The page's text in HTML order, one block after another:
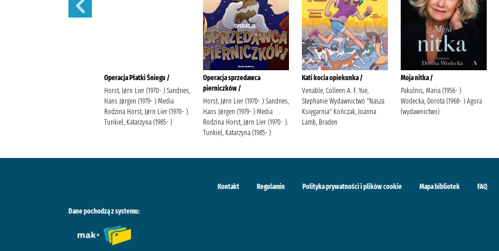
Operacja Płatki Śniegu /
Horst, Jørn Lier (1970- ) Sandnes,
Hans Jørgen (1979- ) Media
Rodzina Horst, Jørn Lier (1970- ).
Tunkiel, Katarzyna (1985- )
Operacja sprzedawca
pierniczków /
Horst, Jørn Lier (1970- ) Sandnes,
Hans Jørgen (1979- ) Media
Rodzina Horst, Jørn Lier (1970- ).
Tunkiel, Katarzyna (1985- )
Kati kocia opiekunka /
Venable, Colleen A. F. Yue,
Stephanie Wydawnictwo "Nasza
Księgarnia" Kończak, Joanna
Lamb, Braden
Moja nitka /
Pakulnis, Maria (1956- )
Wodecka, Dorota (1968- ) Agora
(wydawnictwo)
Kontakt Regulamin Polityka prywatności i plików cookie Mapa bibliotek FAQ
Dane pochodzą z systemu: